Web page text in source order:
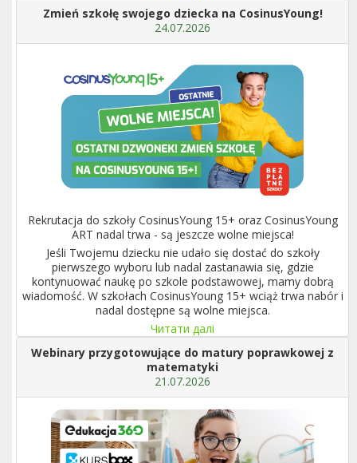
Zmień szkołę swojego dziecka na CosinusYoung!
24.07.2026
Rekrutacja do szkoły CosinusYoung 15+ oraz CosinusYoung
ART nadal trwa - są jeszcze wolne miejsca!
Jeśli Twojemu dziecku nie udało się dostać do szkoły
pierwszego wyboru lub nadal zastanawia się, gdzie
kontynuować naukę po szkole podstawowej, mamy dobrą
wiadomość. W szkołach CosinusYoung 15+ wciąż trwa nabór i
nadal dostępne są wolne miejsca.
Читати далі
Webinary przygotowujące do matury poprawkowej z
matematyki
21.07.2026